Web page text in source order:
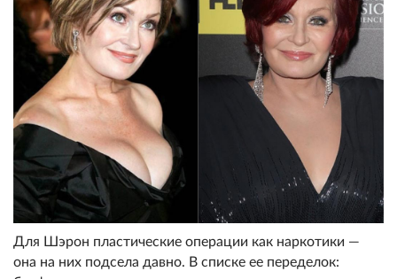
Для Шэрон пластические операции как наркотики —
она на них подсела давно. В списке ее переделок: